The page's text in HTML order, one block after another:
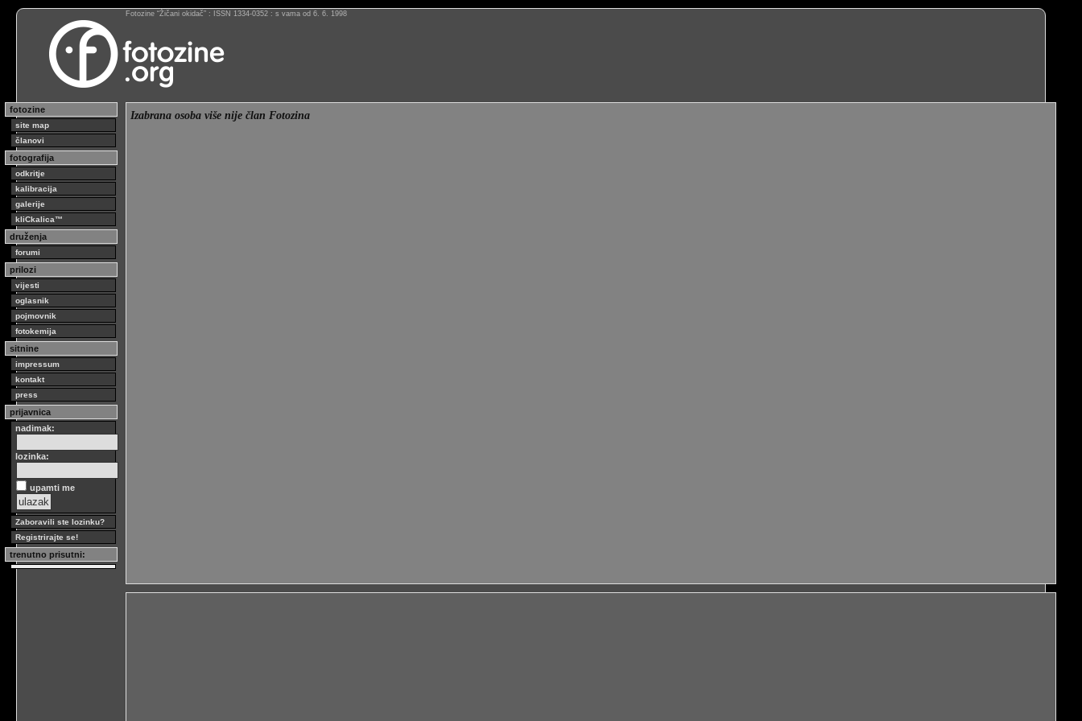
Fotozine “Žičani okidač” : ISSN 1334-0352 : s vama od 6. 6. 1998
fotozine
site map
članovi
fotografija
odkritje
kalibracija
galerije
kliCkalica™
druženja
forumi
prilozi
vijesti
oglasnik
pojmovnik
fotokemija
sitnine
impressum
kontakt
press
prijavnica
nadimak:
lozinka:
upamti me
Zaboravili ste lozinku?
Registrirajte se!
trenutno prisutni:
Izabrana osoba više nije član Fotozina